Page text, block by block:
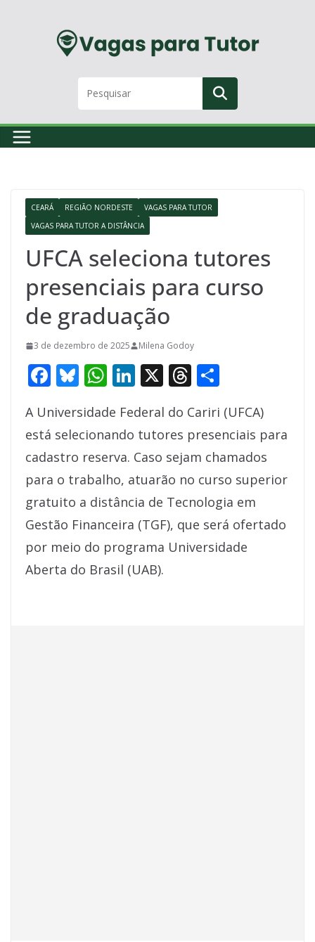
CEARÁ REGIÃO NORDESTE
VAGAS PARA TUTOR
VAGAS PARA TUTOR A DISTÂNCIA
UFCA seleciona tutores
presenciais para curso
de graduação
3 de dezembro de 2025 Milena Godoy
F
e
b
o
o
k
Bl
e
sk
y
W
at
s
A
p
p
Li
k
e
dI
n
X T
re
a
d
s
ar
e
A Universidade Federal do Cariri (UFCA)
está selecionando tutores presenciais para
cadastro reserva. Caso sejam chamados
para o trabalho, atuarão no curso superior
gratuito a distância de Tecnologia em
Gestão Financeira (TGF), que será ofertado
por meio do programa Universidade
Aberta do Brasil (UAB).